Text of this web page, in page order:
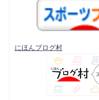
にほんブログ村